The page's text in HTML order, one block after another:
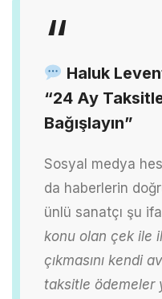
Haluk
“24 Ay
Bağışlayın”
Sosyal medya
da haberlerin
ünlü sanatçı şu
konu olan çek ile
çıkmasını kendi
taksitle ödemeler